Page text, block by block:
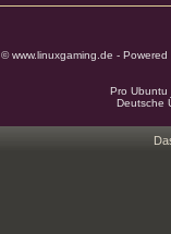
© www.linuxgaming.de -
Pro
Deutsche